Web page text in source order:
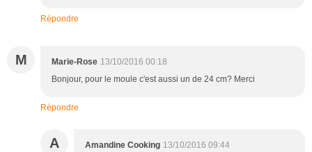
Répondre
M Marie-Rose 13/10/2016 00:18
Bonjour, pour le moule c'est aussi un de 24 cm? Merci
Répondre
A Amandine Cooking 13/10/2016 09:44